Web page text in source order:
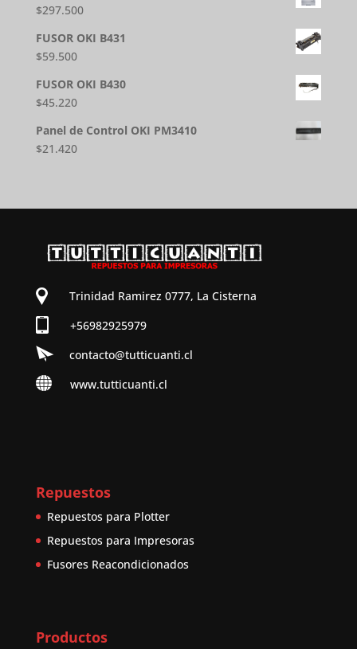
$297.500
FUSOR OKI B431
$59.500
FUSOR OKI B430
$45.220
Panel de Control OKI PM3410
$21.420
Trinidad Ramirez 0777, La Cisterna
+56982925979
contacto@tutticuanti.cl
www.tutticuanti.cl
Repuestos
Repuestos para Plotter
Repuestos para Impresoras
Fusores Reacondicionados
Productos